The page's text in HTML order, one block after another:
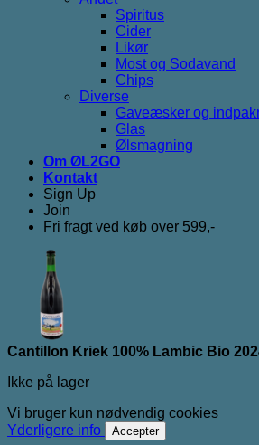
Spiritus
Cider
Likør
Most og Sodavand
Chips
Diverse
Gaveæsker og
Glas
Ølsmagning
Om ØL2GO
Kontakt
Sign Up
Join
Fri fragt ved køb over 599,-
Cantillon Kriek 100% Lambic Bio
Ikke på lager
Vi bruger kun nødvendig cookies
Yderligere info
Accepter